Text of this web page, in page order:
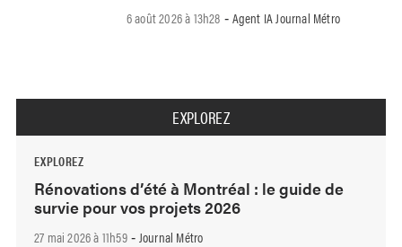
6 août 2026 à 13h28 - Agent IA Journal Métro
EXPLOREZ
EXPLOREZ
Rénovations d’été à Montréal : le guide de
survie pour vos projets 2026
27 mai 2026 à 11h59- Journal Métro